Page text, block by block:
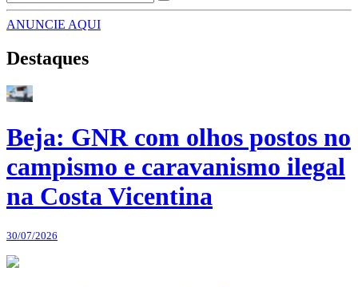
ANUNCIE AQUI
Destaques
Beja: GNR com olhos postos no
campismo e caravanismo ilegal
na Costa Vicentina
30/07/2026